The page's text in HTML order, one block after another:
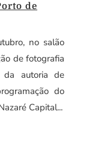
de
no salão
de fotografia
da autoria de
do
Capital...